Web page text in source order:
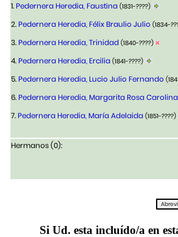
1.Pedernera Heredia, Faustina (1831-????)
2.Pedernera Heredia, Félix Braulio Julio (1834-
3.Pedernera Heredia, Trinidad (1840-????)
4.Pedernera Heredia, Ercilia (1841-????)
5.Pedernera Heredia, Lucio Julio Fernando
6.Pedernera Heredia, Margarita Rosa Carolina
7.Pedernera Heredia, María Adelaida (1851-????)
Hermanos (0):
Si Ud. esta incluído/a en